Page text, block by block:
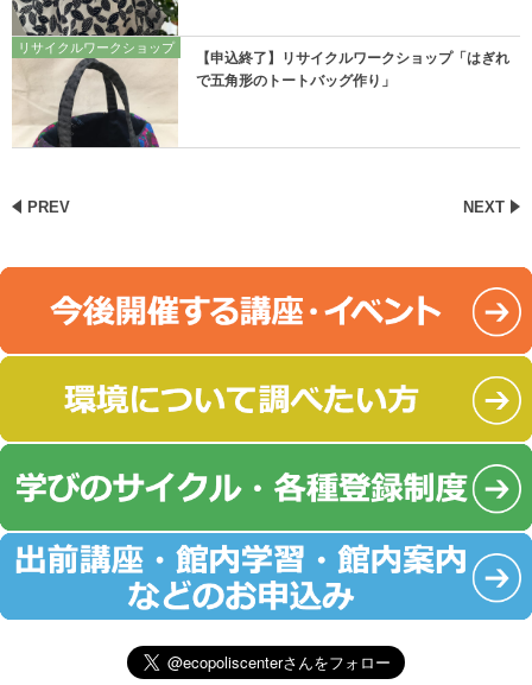
リサイクルワークショップ
【申込終了】リサイクルワークショップ「はぎれ
で五角形のトートバッグ作り」
PREV NEXT